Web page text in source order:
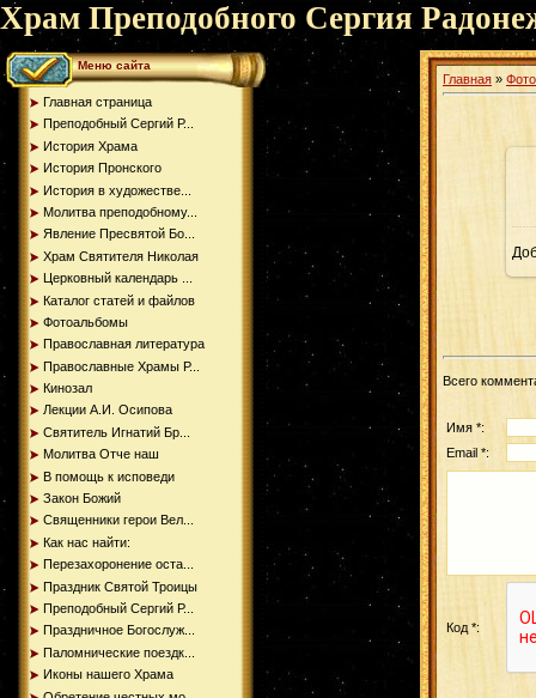
Храм Преподобного Сергия
Меню сайта
Главная страница
Преподобный Сергий Р...
История Храма
История Пронского
История в художестве...
Молитва преподобному...
Явление Пресвятой Бо...
Храм Святителя Николая
Церковный календарь ...
Каталог статей и файлов
Фотоальбомы
Православная литература
Православные Храмы Р...
Кинозал
Лекции А.И. Осипова
Святитель Игнатий Бр...
Молитва Отче наш
В помощь к исповеди
Закон Божий
Священники герои Вел...
Как нас найти:
Перезахоронение оста...
Праздник Святой Троицы
Преподобный Сергий Р...
Праздничное Богослуж...
Паломнические поездк...
Иконы нашего Храма
Главная »
Всего
Имя *:
Email *:
Код *: